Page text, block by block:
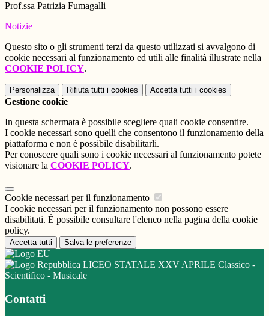
Prof.ssa Patrizia Fumagalli
Notizie
Questo sito o gli strumenti terzi da questo utilizzati si avvalgono di
cookie necessari al funzionamento ed utili alle finalità illustrate nella
COOKIE POLICY.
Personalizza Rifiuta tutti i cookies Accetta tutti i cookies
Gestione cookie
In questa schermata è possibile scegliere quali cookie consentire.
I cookie necessari sono quelli che consentono il funzionamento della
piattaforma e non è possibile disabilitarli.
Per conoscere quali sono i cookie necessari al funzionamento potete
visionare la COOKIE POLICY.
Cookie necessari per il funzionamento
I cookie necessari per il funzionamento non possono essere
disabilitati. È possibile consultare l'elenco nella pagina della cookie
policy.
Accetta tutti Salva le preferenze
LICEO STATALE XXV APRILE Classico -
Scientifico - Musicale
Contatti